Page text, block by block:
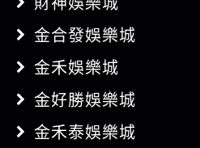
金合發娛樂城
金禾娛樂城
金好勝娛樂城
金禾泰娛樂城